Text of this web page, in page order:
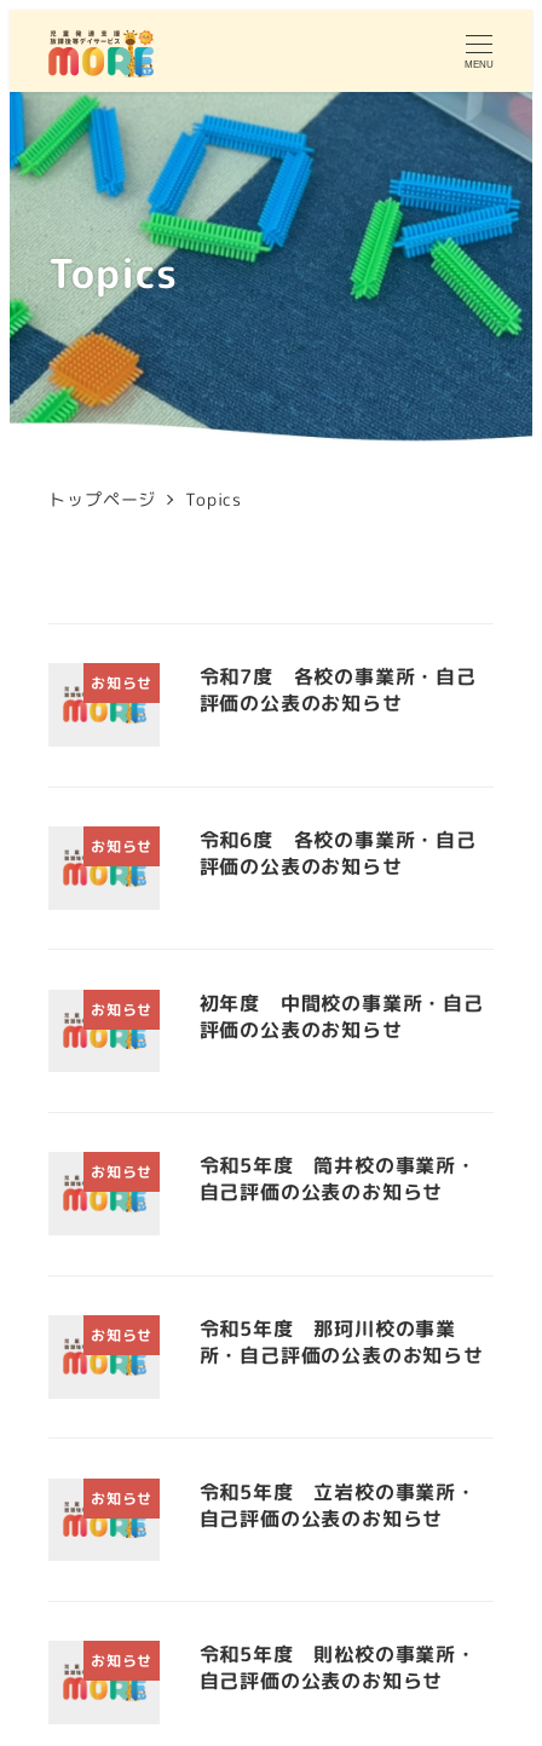
MENU
Topics
トップページ Topics
お知らせ
令和7度 各校の事業所・自己
評価の公表のお知らせ
お知らせ
令和6度 各校の事業所・自己
評価の公表のお知らせ
お知らせ
初年度 中間校の事業所・自己
評価の公表のお知らせ
お知らせ
令和5年度 筒井校の事業所・
自己評価の公表のお知らせ
お知らせ
令和5年度 那珂川校の事業
所・自己評価の公表のお知らせ
お知らせ
令和5年度 立岩校の事業所・
自己評価の公表のお知らせ
お知らせ
令和5年度 則松校の事業所・
自己評価の公表のお知らせ